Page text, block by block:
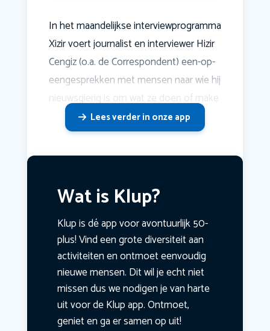
In het maandelijkse interviewprogramma
Xizir voert journalist en interviewer Hizir
Cengiz (o.a. de Correspondent) een-op-
eengesprekken met mensen naar wie hij
nieuwsgierig is om wat ze doen of make
Lees verder in onze app
Wat is Klup?
Klup is dé app voor avontuurlijk 50-
plus! Vind een grote diversiteit aan
activiteiten en ontmoet eenvoudig
nieuwe mensen. Dit wil je echt niet
missen dus we nodigen je van harte
uit voor de Klup app. Ontmoet,
geniet en ga er samen op uit!